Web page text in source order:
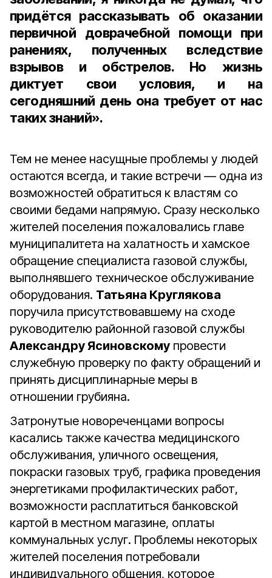
придётся рассказывать об оказании
первичной доврачебной помощи при
ранениях, полученных вследствие
взрывов и обстрелов. Но жизнь
диктует свои условия, и на
сегодняшний день она требует от нас
таких знаний».
Тем не менее насущные проблемы у людей
остаются всегда, и такие встречи — одна из
возможностей обратиться к властям со
своими бедами напрямую. Сразу несколько
жителей поселения пожаловались главе
муниципалитета на халатность и хамское
обращение специалиста газовой службы,
выполнявшего техническое обслуживание
оборудования. Татьяна Круглякова
поручила присутствовавшему на сходе
руководителю районной газовой службы
Александру Ясиновскому провести
служебную проверку по факту обращений и
принять дисциплинарные меры в
отношении грубияна.
Затронутые новореченцами вопросы
касались также качества медицинского
обслуживания, уличного освещения,
покраски газовых труб, графика проведения
энергетиками профилактических работ,
возможности расплатиться банковской
картой в местном магазине, оплаты
коммунальных услуг. Проблемы некоторых
жителей поселения потребовали
индивидуального общения, которое